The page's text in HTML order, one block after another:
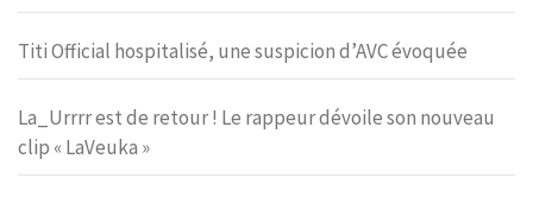
Titi Official hospitalisé, une suspicion d’AVC évoquée
La_Urrrr est de retour ! Le rappeur dévoile son nouveau
clip « LaVeuka »